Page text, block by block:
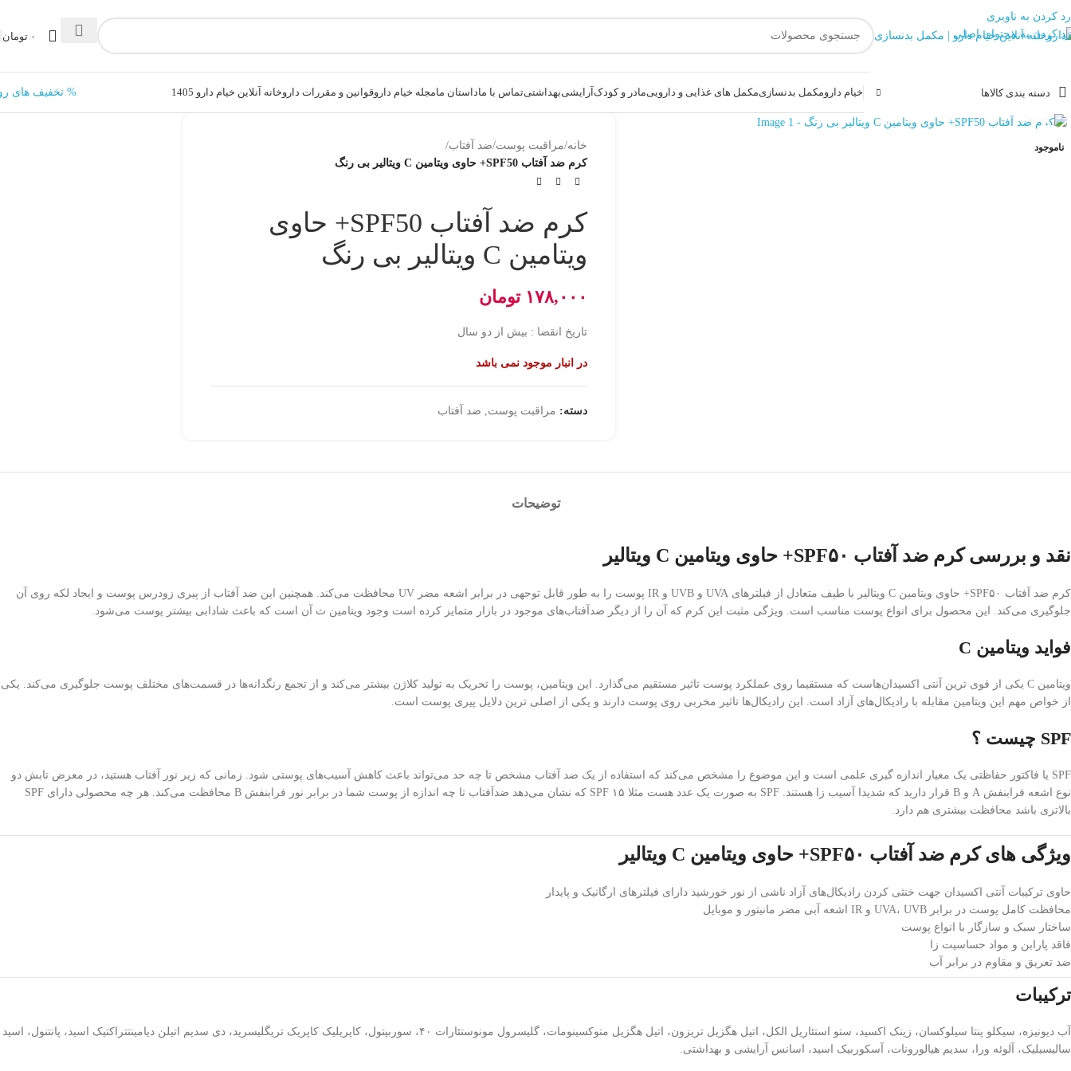
رد کردن به ناوبری
رد کردن به محتوای اصلی
۰ تومان
دسته بندی کالاها خیام دارومکمل بدنسازیمکمل های غذایی و داروییمادر و کودک آرایشیبهداشتیتماس با ماداستان مامجله خیام داروقوانین و مقررات داروخانه آنلاین خیام دارو 1405 % تخفیف های
ناموجود
بزرگنمایی تصویر
خانه/مراقبت پوست/ضد آفتاب/
کرم ضد آفتاب SPF50+ حاوی ویتامین C ویتالیر بی رنگ
کرم ضد آفتاب SPF50+ حاوی
ویتامین C ویتالیر بی رنگ
۱۷۸,۰۰۰ تومان
تاریخ انقضا : بیش از دو سال
در انبار موجود نمی باشد
دسته: مراقبت پوست, ضد آفتاب
توضیحات
نقد و بررسی کرم ضد آفتاب SPF۵۰+ حاوی ویتامین C ویتالیر
کرم ضد آفتاب SPF۵۰+ حاوی ویتامین C ویتالیر با طیف متعادل از فیلترهای UVA و UVB و IR پوست را به طور قابل توجهی در برابر اشعه مضر UV محافظت می‌کند. همچنین این ضد آفتاب از پیری زودرس پوست و ایجاد لکه روی آن
جلوگیری می‌کند. این محصول برای انواع پوست مناسب است. ویژگی مثبت این کرم که آن را از دیگر ضدآفتاب‌های موجود در بازار متمایز کرده است وجود ویتامین ث آن است که باعث شادابی بیشتر پوست می‌شود.
فواید ویتامین C
ویتامین C یکی از قوی ترین آنتی اکسیدان‌هاست که مستقیما روی عملکرد پوست تاثیر مستقیم می‌گذارد. این ویتامین، پوست را تحریک به تولید کلاژن بیشتر می‌کند و از تجمع رنگدانه‌ها در قسمت‌های مختلف پوست جلوگیری می‌کند. یکی
از خواص مهم این ویتامین مقابله با رادیکال‌های آزاد است. این رادیکال‌ها تاثیر مخربی روی پوست دارند و یکی از اصلی ترین دلایل پیری پوست است.
SPF چیست ؟
SPF یا فاکتور حفاظتی یک معیار اندازه گیری علمی است و این موضوع را مشخص می‌کند که استفاده از یک ضد آفتاب مشخص تا چه حد می‌تواند باعث کاهش آسیب‌های پوستی شود. زمانی که زیر نور آفتاب هستید، در معرض تابش دو
نوع اشعه فرابنفش A و B قرار دارید که شدیدا آسیب‌ زا هستند. SPF به صورت یک عدد هست مثلا SPF ۱۵ که نشان می‌دهد ضدآفتاب تا چه اندازه از پوست شما در برابر نور فرابنفش B محافظت می‌کند. هر چه محصولی دارای SPF
بالاتری باشد محافظت بیشتری هم دارد.
ویژگی های کرم ضد آفتاب SPF۵۰+ حاوی ویتامین C ویتالیر
حاوی ترکیبات آنتی اکسیدان جهت خنثی کردن رادیکال‌های آزاد ناشی از نور خورشید دارای فیلترهای ارگانیک و پایدار
محافظت کامل پوست در برابر UVA، UVB و IR اشعه آبی مضر مانیتور و موبایل
ساختار سبک و سازگار با انواع پوست
فاقد پارابن و مواد حساسیت زا
ضد تعریق و مقاوم در برابر آب
ترکیبات
آب دیونیزه، سیکلو پنتا سیلوکسان، زینک اکسید، ستو استئاریل الکل، اتیل هگزیل تریزون، اتیل هگزیل متوکسینومات، گلیسرول مونوستئارات ۴۰، سوربیتول، کاپریلیک کاپریک تریگلیسرید، دی سدیم اتیلن دیامینتتراکتیک اسید، پانتنول، اسید
سالیسیلیک، آلوئه ورا، سدیم هیالورونات، آسکوربیک اسید، اسانس آرایشی و بهداشتی.